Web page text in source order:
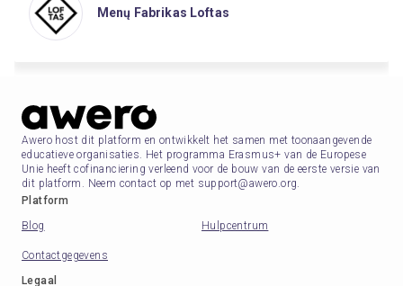
Menų Fabrikas Loftas
Awero host dit platform en ontwikkelt het samen met toonaangevende
educatieve organisaties. Het programma Erasmus+ van de Europese
Unie heeft cofinanciering verleend voor de bouw van de eerste versie van
dit platform. Neem contact op met support@awero.org.
Platform
Blog
Hulpcentrum
Contactgegevens
Legaal